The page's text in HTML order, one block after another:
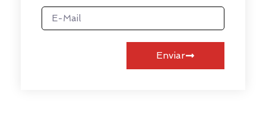
Enviar